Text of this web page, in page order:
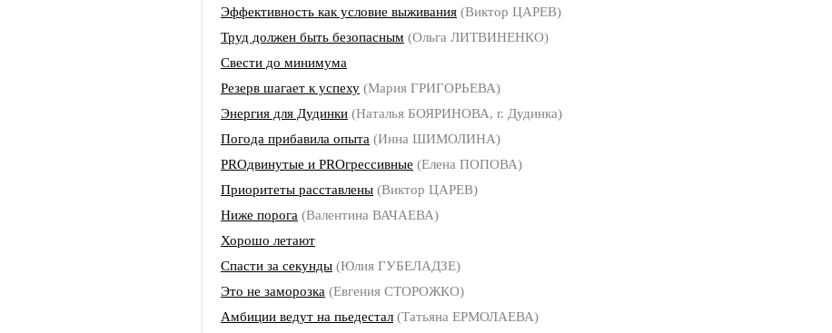
Эффективность как условие выживания (Виктор ЦАРЕВ)
Труд должен быть безопасным (Ольга ЛИТВИНЕНКО)
Свести до минимума
Резерв шагает к успеху (Мария ГРИГОРЬЕВА)
Энергия для Дудинки (Наталья БОЯРИНОВА, г. Дудинка)
Погода прибавила опыта (Инна ШИМОЛИНА)
PROдвинутые и РROгрессивные (Елена ПОПОВА)
Приоритеты расставлены (Виктор ЦАРЕВ)
Ниже порога (Валентина ВАЧАЕВА)
Хорошо летают
Спасти за секунды (Юлия ГУБЕЛАДЗЕ)
Это не заморозка (Евгения СТОРОЖКО)
Амбиции ведут на пьедестал (Татьяна ЕРМОЛАЕВА)